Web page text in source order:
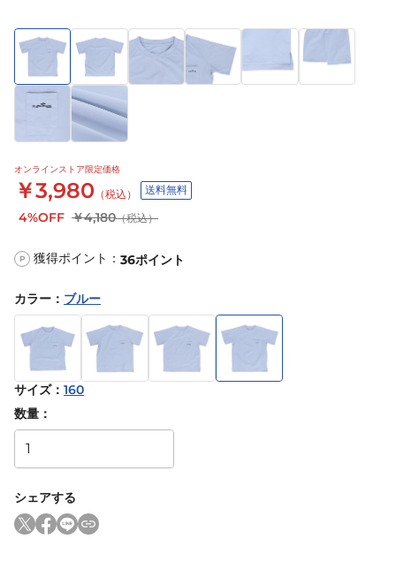
オンラインストア限定価格
￥3,980 （税込） 送料無料
4%OFF ￥4,180（税込）
P 獲得ポイント： 36ポイント
カラー ： ブルー
サイズ： 160
数量：
シェアする